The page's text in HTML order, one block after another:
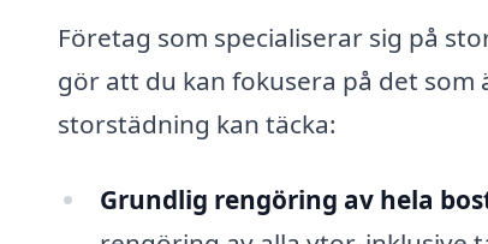
Företag som specialiserar sig på
gör att du kan fokusera på det
storstädning kan täcka:
Grundlig rengöring av hela